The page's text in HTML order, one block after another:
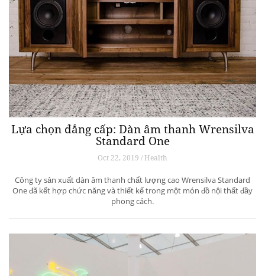
Lựa chọn đẳng cấp: Dàn âm thanh Wrensilva
Standard One
Oct 22, 2019 / Health
Công ty sản xuất dàn âm thanh chất lượng cao Wrensilva Standard
One đã kết hợp chức năng và thiết kế trong một món đồ nội thất đầy
phong cách.